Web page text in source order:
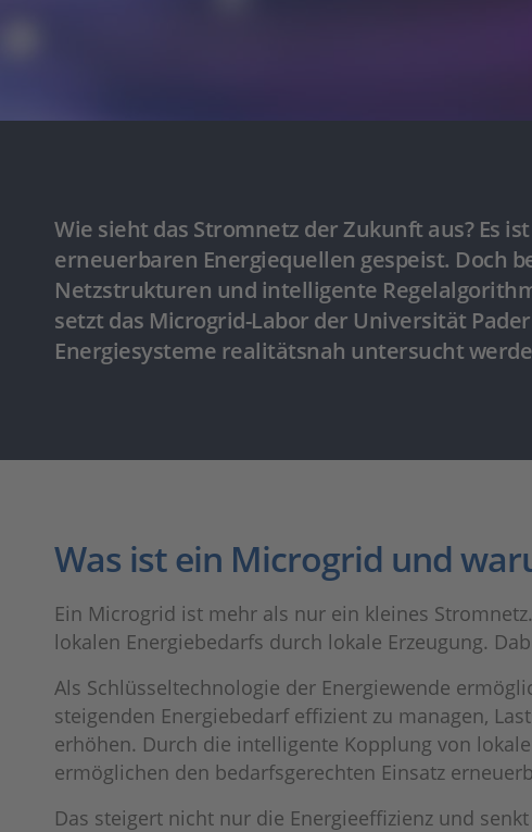
Wie sieht das Stromnetz der Zukunft aus? Es
erneuerbaren Energiequellen gespeist. Doch
Netzstrukturen und intelligente
setzt das Microgrid-Labor der Universität
Energiesysteme realitätsnah untersucht
Was ist ein Microgrid und
Ein Microgrid ist mehr als nur ein kleines
lokalen Energiebedarfs durch lokale Erzeugung.
Als Schlüsseltechnologie der Energiewende
steigenden Energiebedarf effizient zu managen,
erhöhen. Durch die intelligente Kopplung von
ermöglichen den bedarfsgerechten Einsatz
Das steigert nicht nur die Energieeffizienz und